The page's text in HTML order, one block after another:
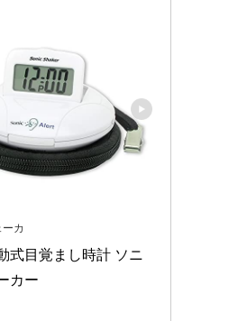
カ
式目覚まし時計 ソニ
カー